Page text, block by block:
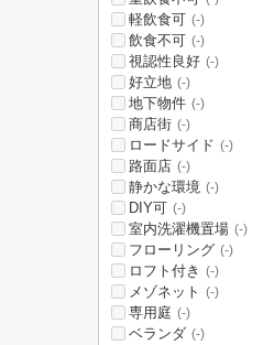
軽飲食可 (-)
飲食不可 (-)
視認性良好 (-)
好立地 (-)
地下物件 (-)
商店街 (-)
ロードサイド (-)
路面店 (-)
静かな環境 (-)
DIY可 (-)
室内洗濯機置場 (-)
フローリング (-)
ロフト付き (-)
メゾネット (-)
専用庭 (-)
ベランダ (-)